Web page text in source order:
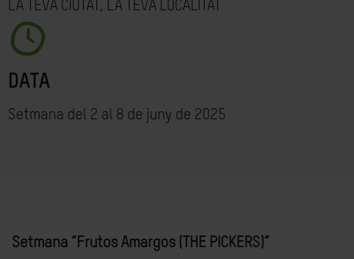
LA TEVA CIUTAT, LA TEVA LOCALITAT
DATA
Setmana del 2 al 8 de juny de 2025
Setmana “Frutos Amargos (THE PICKERS)”